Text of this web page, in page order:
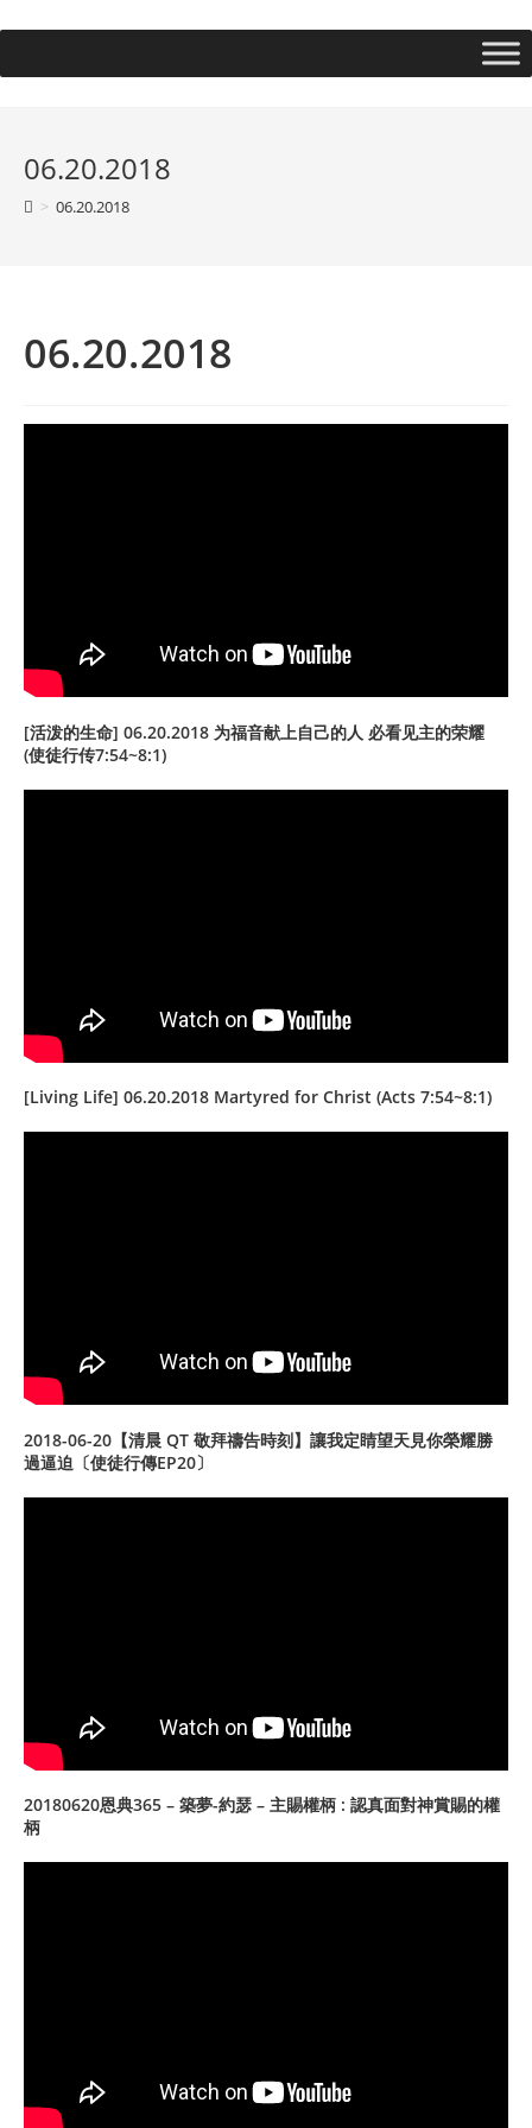
06.20.2018
> 06.20.2018
06.20.2018
[活泼的生命] 06.20.2018 为福音献上自己的人 必看见主的荣耀
(使徒行传7:54~8:1)
[Living Life] 06.20.2018 Martyred for Christ (Acts 7:54~8:1)
2018-06-20【清晨 QT 敬拜禱告時刻】讓我定睛望天見你榮耀勝
過逼迫〔使徒行傳EP20〕
20180620恩典365 – 築夢-約瑟 – 主賜權柄 : 認真面對神賞賜的權
柄